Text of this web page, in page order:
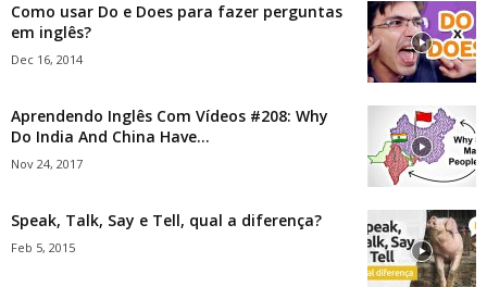
Como usar Do e Does para fazer perguntas
em inglês?
Dec 16, 2014
Aprendendo Inglês Com Vídeos #208: Why
Do India And China Have...
Nov 24, 2017
Speak, Talk, Say e Tell, qual a diferença?
Feb 5, 2015